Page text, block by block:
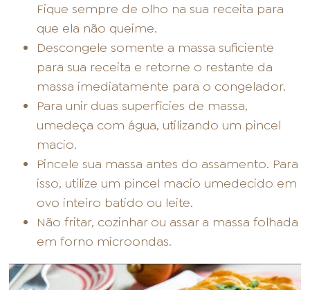
Fique sempre de olho na sua receita para
que ela não queime.
Descongele somente a massa suficiente
para sua receita e retorne o restante da
massa imediatamente para o congelador.
Para unir duas superfícies de massa,
umedeça com água, utilizando um pincel
macio.
Pincele sua massa antes do assamento. Para
isso, utilize um pincel macio umedecido em
ovo inteiro batido ou leite.
Não fritar, cozinhar ou assar a massa folhada
em forno microondas.